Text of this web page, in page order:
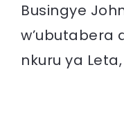
Busingye
w’ubutabera
nkuru ya